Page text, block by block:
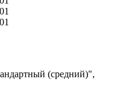
(средний)",